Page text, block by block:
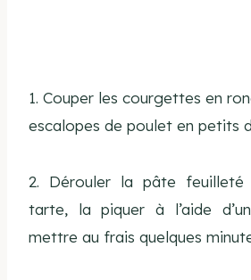
1. Couper les courgettes en
escalopes de poulet en petits
2. Dérouler la pâte
tarte, la piquer à l’aide
mettre au frais quelques